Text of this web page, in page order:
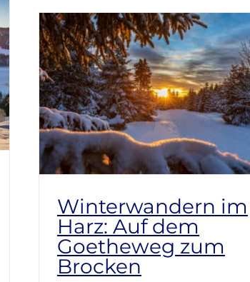
Winterwandern im
Harz: Auf dem
Goetheweg zum
Brocken